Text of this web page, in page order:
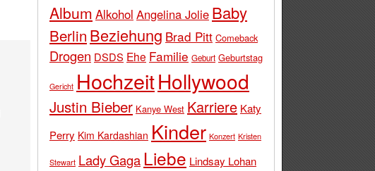
Album Alkohol Angelina Jolie Baby
Berlin Beziehung Brad Pitt Comeback
Drogen DSDS Ehe Familie Geburt Geburtstag
Gericht HochzeitHollywood
Justin Bieber Kanye West Karriere Katy
Perry Kim Kardashian Kinder Konzert Kristen
Stewart Lady Gaga Liebe Lindsay Lohan